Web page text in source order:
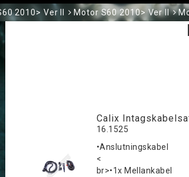
2010> Ver II Motor S60 2010> Ver II
Calix
16.1525
•Anslutningskabel
<
br>•1x Mellankabel